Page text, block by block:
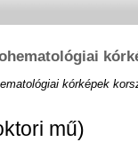
kórképek
mű)